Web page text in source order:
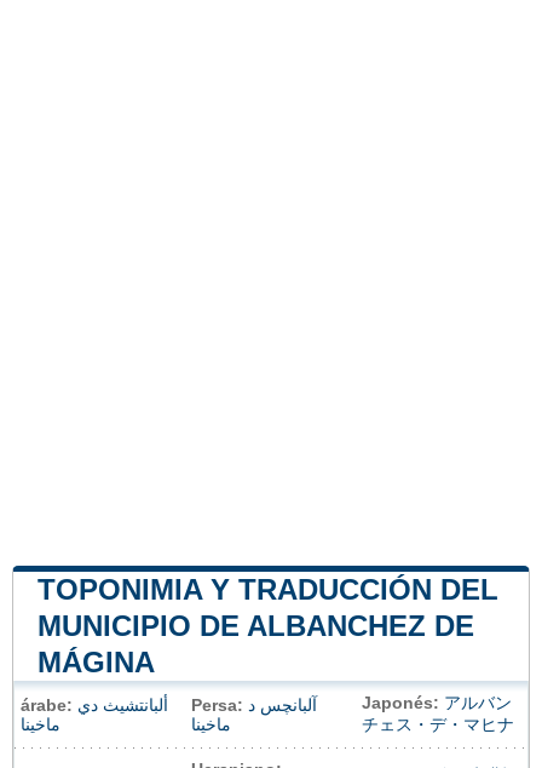
TOPONIMIA Y TRADUCCIÓN DEL
MUNICIPIO DE ALBANCHEZ DE
MÁGINA
árabe: ألبانتشيث دي
ماخينا
Persa: آلبانچس د
ماخینا
Japonés: アルバン
チェス・デ・マヒナ